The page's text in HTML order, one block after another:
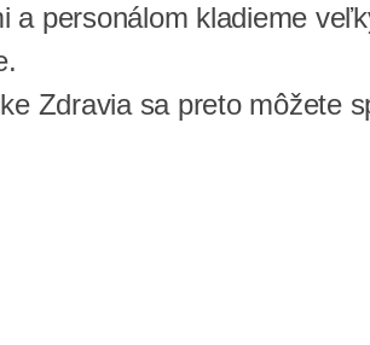
a personálom kladieme
Zdravia sa preto môžete